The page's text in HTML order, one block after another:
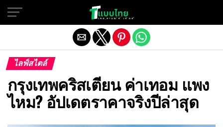
ไลฟ์สไตล์
กรุงเทพคริสเตียน ค่าเทอม แพง
ไหม? อัปเดตราคาจริงปีล่าสุด
Exit mobile version